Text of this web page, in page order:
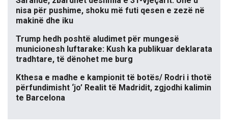
nisa për pushime, shoku më futi qesen e zezë në
makinë dhe iku
Trump hedh poshtë aludimet për mungesë
municionesh luftarake: Kush ka publikuar deklarata
tradhtare, të dënohet me burg
Kthesa e madhe e kampionit të botës/ Rodri i thotë
përfundimisht ‘jo’ Realit të Madridit, zgjodhi kalimin
te Barcelona